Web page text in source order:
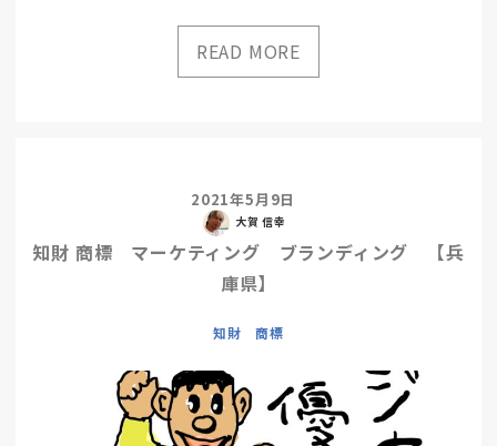
知財 商標 マーケティング ブランディング 【兵
庫県】
知財 商標
大賀 信幸
2021年5月9日